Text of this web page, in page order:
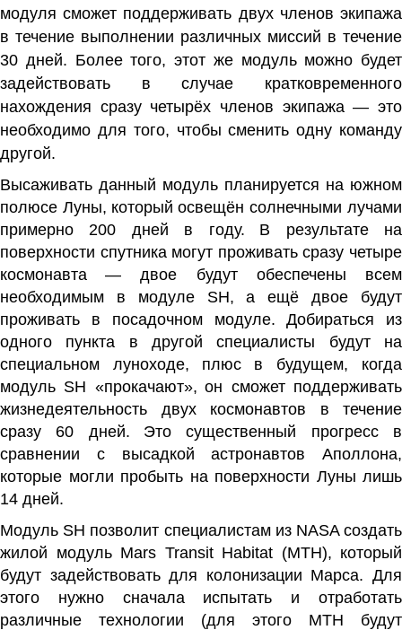
модуля сможет поддерживать двух членов экипажа
в течение выполнении различных миссий в течение
30 дней. Более того, этот же модуль можно будет
задействовать в случае кратковременного
нахождения сразу четырёх членов экипажа — это
необходимо для того, чтобы сменить одну команду
другой.
Высаживать данный модуль планируется на южном
полюсе Луны, который освещён солнечными лучами
примерно 200 дней в году.
В результате на
поверхности спутника могут проживать сразу четыре
космонавта
— двое будут обеспечены всем
необходимым в модуле SH,
а ещё двое будут
проживать в посадочном модуле.
Добираться из
одного пункта в другой специалисты будут на
специальном луноходе,
плюс в будущем, когда
модуль SH «прокачают», он сможет поддерживать
жизнедеятельность двух космонавтов в течение
сразу 60 дней.
Это существенный прогресс в
сравнении с высадкой астронавтов Аполлона,
которые могли пробыть на поверхности Луны лишь
14 дней.
Модуль SH позволит специалистам из NASA создать
жилой модуль Mars Transit Habitat (MTH), который
будут задействовать для колонизации Марса. Для
этого нужно сначала испытать и отработать
различные технологии (для этого MTH будут